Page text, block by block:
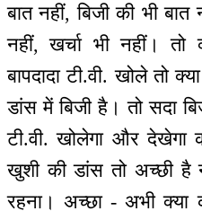
बात नहीं, बिजी की भी
नहीं, खर्चा भी नहीं। तो
बापदादा टी.वी. खोले तो
डांस में बिजी है। तो सदा
टी.वी. खोलेगा और देखेगा
खुशी की डांस तो अच्छी है
रहना। अच्छा - अभी क्या